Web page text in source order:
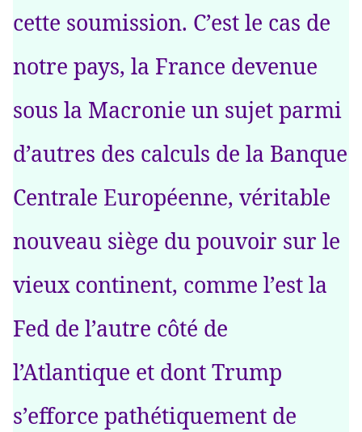
cette soumission. C’est le cas de
notre pays, la France devenue
sous la Macronie un sujet parmi
d’autres des calculs de la Banque
Centrale Européenne, véritable
nouveau siège du pouvoir sur le
vieux continent, comme l’est la
Fed de l’autre côté de
l’Atlantique et dont Trump
s’efforce pathétiquement de